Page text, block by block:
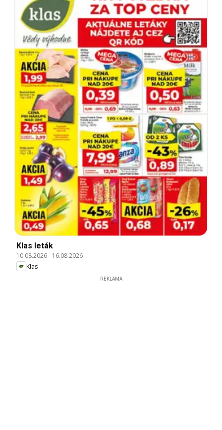
Klas leták
10.08.2026- 16.08.2026
Klas
REKLAMA